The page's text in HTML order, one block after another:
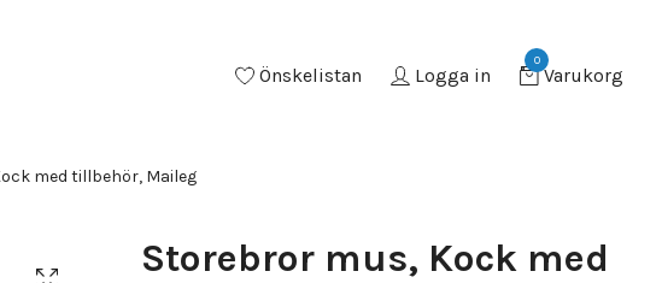
Önskelistan Logga in
0
Varukorg
med tillbehör, Maileg
Storebror mus, Kock med